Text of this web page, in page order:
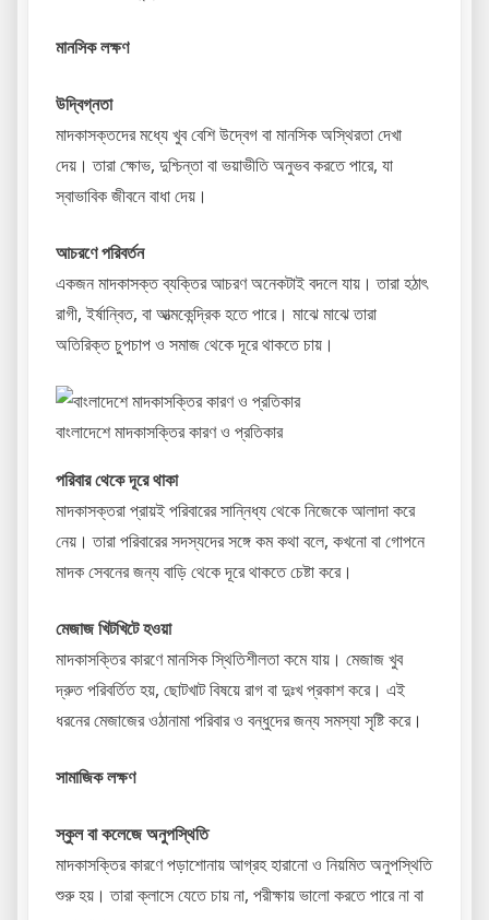
মানসিক লক্ষণ
উদ্বিগ্নতা
মাদকাসক্তদের মধ্যে খুব বেশি উদ্বেগ বা মানসিক অস্থিরতা দেখা
দেয়। তারা ক্ষোভ, দুশ্চিন্তা বা ভয়াভীতি অনুভব করতে পারে, যা
স্বাভাবিক জীবনে বাধা দেয়।
আচরণে পরিবর্তন
একজন মাদকাসক্ত ব্যক্তির আচরণ অনেকটাই বদলে যায়। তারা হঠাৎ
রাগী, ইর্ষান্বিত, বা আত্মকেন্দ্রিক হতে পারে। মাঝে মাঝে তারা
অতিরিক্ত চুপচাপ ও সমাজ থেকে দূরে থাকতে চায়।
বাংলাদেশে মাদকাসক্তির কারণ ও প্রতিকার
পরিবার থেকে দূরে থাকা
মাদকাসক্তরা প্রায়ই পরিবারের সান্নিধ্য থেকে নিজেকে আলাদা করে
নেয়। তারা পরিবারের সদস্যদের সঙ্গে কম কথা বলে, কখনো বা গোপনে
মাদক সেবনের জন্য বাড়ি থেকে দূরে থাকতে চেষ্টা করে।
মেজাজ খিটখিটে হওয়া
মাদকাসক্তির কারণে মানসিক স্থিতিশীলতা কমে যায়। মেজাজ খুব
দ্রুত পরিবর্তিত হয়, ছোটখাট বিষয়ে রাগ বা দুঃখ প্রকাশ করে। এই
ধরনের মেজাজের ওঠানামা পরিবার ও বন্ধুদের জন্য সমস্যা সৃষ্টি করে।
সামাজিক লক্ষণ
স্কুল বা কলেজে অনুপস্থিতি
মাদকাসক্তির কারণে পড়াশোনায় আগ্রহ হারানো ও নিয়মিত অনুপস্থিতি
শুরু হয়। তারা ক্লাসে যেতে চায় না, পরীক্ষায় ভালো করতে পারে না বা